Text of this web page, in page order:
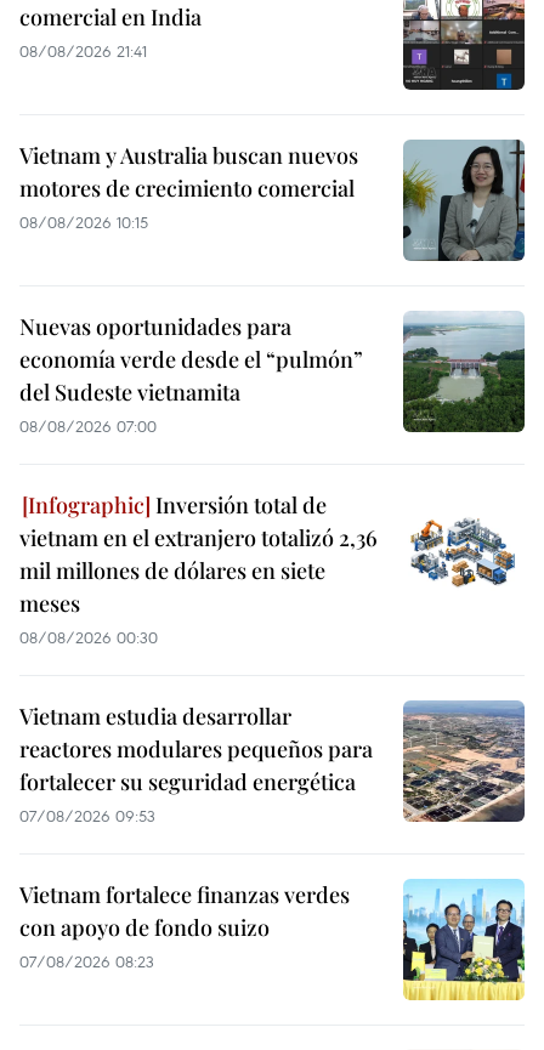
comercial en India
08/08/2026 21:41
Vietnam y Australia buscan nuevos
motores de crecimiento comercial
08/08/2026 10:15
Nuevas oportunidades para
economía verde desde el “pulmón”
del Sudeste vietnamita
08/08/2026 07:00
Inversión total de
vietnam en el extranjero totalizó 2,36
mil millones de dólares en siete
meses
08/08/2026 00:30
Vietnam estudia desarrollar
reactores modulares pequeños para
fortalecer su seguridad energética
07/08/2026 09:53
Vietnam fortalece finanzas verdes
con apoyo de fondo suizo
07/08/2026 08:23